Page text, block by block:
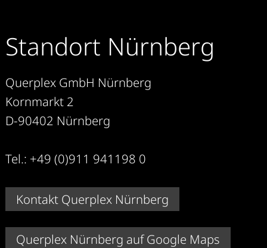
Standort Nürnberg
Querplex GmbH Nürnberg
Kornmarkt 2
D-90402 Nürnberg
Tel.: +49 (0)911 941198 0
Kontakt Querplex Nürnberg
Querplex Nürnberg auf Google Maps